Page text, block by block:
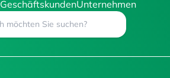
GeschäftskundenUnternehmen